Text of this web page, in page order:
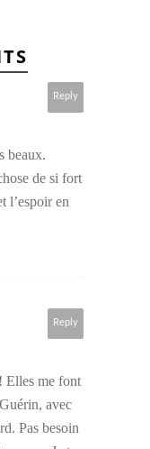
Reply
beaux.
de si fort
l’espoir en
Reply
Elles me font
avec
Pas besoin